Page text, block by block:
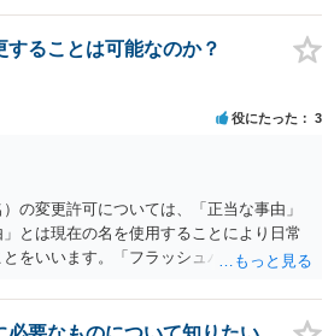
合でも、分割払いになる可能性はあります
しまった場合は、強制執行により不動産等
そこから債権回収が図られることになりま
能です。 ⑤ このような事情であれば、私
円も含めて返済する必要はないと考えら
いて交渉を続けることがベターかと存じ
しれないですが、実際に捜査をするの
すので、やはり結論は変わらないかもしれ
「刑事に強い」とうたっている弁護士に相
か。 以上、ご参考まで。
することは可能なのか？
役にたった 3
の変更許可については、「正当な事由」
とは現在の名を使用することにより日常
をいいます。「フラッシュバック」とい
、医師の診断書の記載が重要です（医学
ぱら主観的な主張であるとして変更が許可